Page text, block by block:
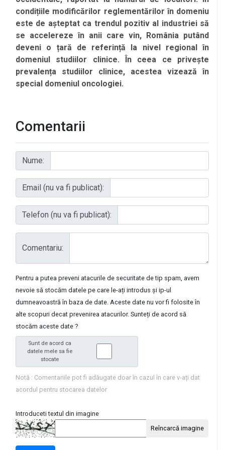
condițiile modificărilor reglementărilor în domeniu
este de așteptat ca trendul pozitiv al industriei să
se accelereze în anii care vin, România putând
deveni o țară de referință la nivel regional în
domeniul studiilor clinice. În ceea ce privește
prevalența studiilor clinice, acestea vizează în
special domeniul oncologiei.
Comentarii
Nume:
Email (nu va fi publicat):
Telefon (nu va fi publicat):
Comentariu:
Pentru a putea preveni atacurile de securitate de tip spam, avem
nevoie să stocăm datele pe care le-ați introdus și ip-ul
dumneavoastră în baza de date. Aceste date nu vor fi folosite în
alte scopuri decat prevenirea atacurilor. Sunteți de acord să
stocăm aceste date ?
Sunt de acord ca
datele mele sa fie
stocate
Notă : Comentariile pot fi adăugate doar în cazul în care v-ați dat
acordul pentru stocarea datelor
Introduceti textul din imagine
Reîncarcă imagine